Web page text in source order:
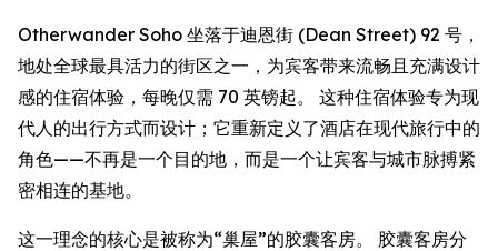
Otherwander Soho 坐落于迪恩街 (Dean Street) 92 号，
地处全球最具活力的街区之一，为宾客带来流畅且充满设计
感的住宿体验，每晚仅需 70 英镑起。 这种住宿体验专为现
代人的出行方式而设计；它重新定义了酒店在现代旅行中的
角色——不再是一个目的地，而是一个让宾客与城市脉搏紧
密相连的基地。
这一理念的核心是被称为“巢屋”的胶囊客房。 胶囊客房分